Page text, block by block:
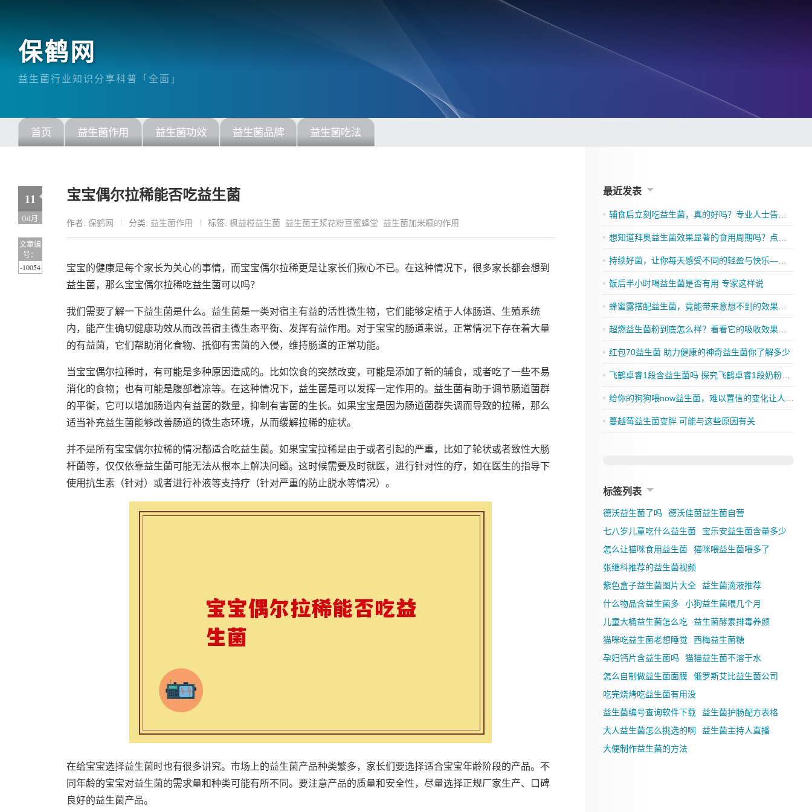
保鹤网
益生菌行业知识分享科普「全面」
首页 益生菌作用 益生菌功效 益生菌品牌 益生菌吃法
宝宝偶尔拉稀能否吃益生菌
作者: 保鹤网 分类: 益生菌作用 标签: 枫益樘益生菌 益生菌王浆花粉豆蜜蜂堂 益生菌加米糠的作用
宝宝的健康是每个家长为关心的事情，而宝宝偶尔拉稀更是让家长们揪心不已。在这种情况下，很多家长都会想到
益生菌，那么宝宝偶尔拉稀吃益生菌可以吗？
我们需要了解一下益生菌是什么。益生菌是一类对宿主有益的活性微生物，它们能够定植于人体肠道、生殖系统
内，能产生确切健康功效从而改善宿主微生态平衡、发挥有益作用。对于宝宝的肠道来说，正常情况下存在着大量
的有益菌，它们帮助消化食物、抵御有害菌的入侵，维持肠道的正常功能。
当宝宝偶尔拉稀时，有可能是多种原因造成的。比如饮食的突然改变，可能是添加了新的辅食，或者吃了一些不易
消化的食物；也有可能是腹部着凉等。在这种情况下，益生菌是可以发挥一定作用的。益生菌有助于调节肠道菌群
的平衡，它可以增加肠道内有益菌的数量，抑制有害菌的生长。如果宝宝是因为肠道菌群失调而导致的拉稀，那么
适当补充益生菌能够改善肠道的微生态环境，从而缓解拉稀的症状。
并不是所有宝宝偶尔拉稀的情况都适合吃益生菌。如果宝宝拉稀是由于或者引起的严重，比如了轮状或者致性大肠
杆菌等，仅仅依靠益生菌可能无法从根本上解决问题。这时候需要及时就医，进行针对性的疗，如在医生的指导下
使用抗生素（针对）或者进行补液等支持疗（针对严重的防止脱水等情况）。
在给宝宝选择益生菌时也有很多讲究。市场上的益生菌产品种类繁多，家长们要选择适合宝宝年龄阶段的产品。不
同年龄的宝宝对益生菌的需求量和种类可能有所不同。要注意产品的质量和安全性，尽量选择正规厂家生产、口碑
良好的益生菌产品。
11
04月
文章编
号：
-10054
最近发表
辅食后立刻吃益生菌，真的好吗？专业人士告诉你
想知道拜奥益生菌效果显著的食用周期吗？点击了解吧
持续好菌，让你每天感受不同的轻盈与快乐——格兰迪莱益生菌来袭”
饭后半小时喝益生菌是否有用 专家这样说
蜂蜜露搭配益生菌，竟能带来意想不到的效果，你还在等什么？
超燃益生菌粉到底怎么样？看看它的吸收效果如何
红包70益生菌 助力健康的神奇益生菌你了解多少
飞鹤卓睿1段含益生菌吗 探究飞鹤卓睿1段奶粉的成分是否有益生菌
给你的狗狗喂now益生菌，难以置信的变化让人刮目相看
蔓越莓益生菌变胖 可能与这些原因有关
标签列表
德沃益生菌了吗
德沃佳茵益生菌自营
七八岁儿童吃什么益生菌
宝乐安益生菌含量多少
怎么让猫咪食用益生菌
猫咪喂益生菌喂多了
张继科推荐的益生菌视频
紫色盒子益生菌图片大全
益生菌滴液推荐
什么物品含益生菌多
小狗益生菌喂几个月
儿童大桶益生菌怎么吃
益生菌酵素排毒养颜
猫咪吃益生菌老想睡觉
西梅益生菌糖
孕妇钙片含益生菌吗
猫猫益生菌不溶于水
怎么自制做益生菌面膜
俄罗斯艾比益生菌公司
吃完烧烤吃益生菌有用没
益生菌编号查询软件下载
益生菌护肠配方表格
大人益生菌怎么挑选的啊
益生菌主持人直播
大便制作益生菌的方法